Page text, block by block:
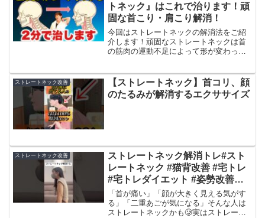
トネック』はこれで治ります！頑
固な首こり・肩こり解消！
今回はストレートネックの解消法をご紹
介します！頑固なストレートネックは首
の筋肉の運動不足によって形が変わって
う！0:00〜オープニング0:55 〜
exercise11...
ストレートネック改善
【ストレートネック】首コリ、顔
のたるみが解消するエクササイズ
ストレートネック改善
ストレートネック解消トレ#スト
レートネック #猫背改善 #宅トレ
#宅トレダイエット #姿勢改善ト
レーニング
「首が痛い」「顔が大きく見える気がす
る」「二重あごが気になる」そんな人は
ストレートネックかも🥲実はストレート